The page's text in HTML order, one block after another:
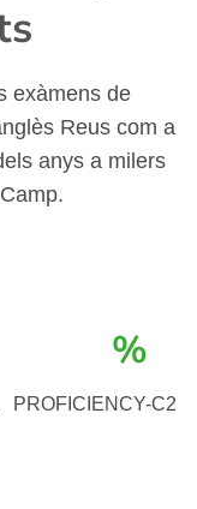
exàmens de
Reus com a
anys a milers
%
PROFICIENCY-C2